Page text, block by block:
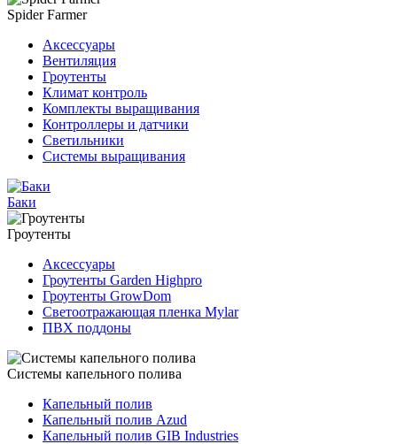
Spider Farmer
Аксессуары
Вентиляция
Гроутенты
Климат контроль
Комплекты выращивания
Контроллеры и датчики
Светильники
Системы выращивания
Баки
Гроутенты
Аксессуары
Гроутенты Garden Highpro
Гроутенты GrowDom
Светоотражающая пленка Mylar
ПВХ поддоны
Системы капельного полива
Капельный полив
Капельный полив Azud
Капельный полив GIB Industries